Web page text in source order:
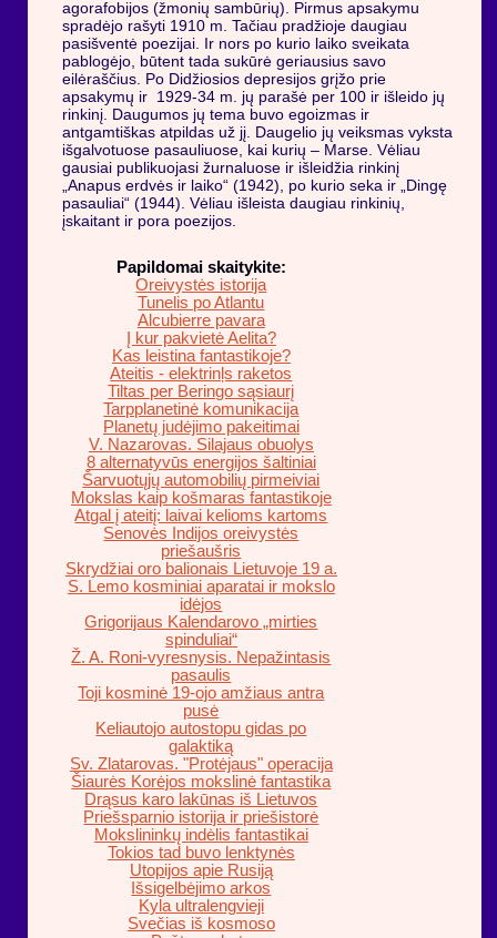
agorafobijos (žmonių sambūrių). Pirmus apsakymu
spradėjo rašyti 1910 m. Tačiau pradžioje daugiau
pasišventė poezijai. Ir nors po kurio laiko sveikata
pablogėjo, būtent tada sukūrė geriausius savo
eilėraščius. Po Didžiosios depresijos grįžo prie
apsakymų ir 1929-34 m. jų parašė per 100 ir išleido jų
rinkinį. Daugumos jų tema buvo egoizmas ir
antgamtiškas atpildas už jį. Daugelio jų veiksmas vyksta
išgalvotuose pasauliuose, kai kurių – Marse. Vėliau
gausiai publikuojasi žurnaluose ir išleidžia rinkinį
„Anapus erdvės ir laiko“ (1942), po kurio seka ir „Dingę
pasauliai“ (1944). Vėliau išleista daugiau rinkinių,
įskaitant ir pora poezijos.
Papildomai skaitykite:
Oreivystės istorija
Tunelis po Atlantu
Alcubierre pavara
Į kur pakvietė Aelita?
Kas leistina fantastikoje?
Ateitis - elektrinļs raketos
Tiltas per Beringo sąsiaurį
Tarpplanetinė komunikacija
Planetų judėjimo pakeitimai
V. Nazarovas. Silajaus obuolys
8 alternatyvūs energijos šaltiniai
Šarvuotųjų automobilių pirmeiviai
Mokslas kaip košmaras fantastikoje
Atgal į ateitį: laivai kelioms kartoms
Senovės Indijos oreivystės
priešaušris
Skrydžiai oro balionais Lietuvoje 19 a.
S. Lemo kosminiai aparatai ir mokslo
idėjos
Grigorijaus Kalendarovo „mirties
spinduliai“
Ž. A. Roni-vyresnysis. Nepažintasis
pasaulis
Toji kosminė 19-ojo amžiaus antra
pusė
Keliautojo autostopu gidas po
galaktiką
Sv. Zlatarovas. "Protėjaus" operacija
Šiaurės Korėjos mokslinė fantastika
Drąsus karo lakūnas iš Lietuvos
Priešsparnio istorija ir priešistorė
Mokslininkų indėlis fantastikai
Tokios tad buvo lenktynės
Utopijos apie Rusiją
Išsigelbėjimo arkos
Kyla ultralengvieji
Svečias iš kosmoso